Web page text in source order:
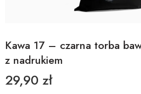
Kawa 17 – czarna torba
z nadrukiem
29,90 zł